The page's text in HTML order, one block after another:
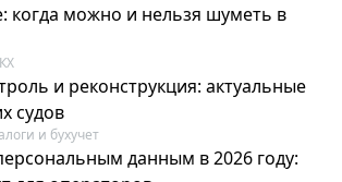
когда можно и нельзя шуметь в
и реконструкция: актуальные
судов
и бухучет
данным в 2026 году: